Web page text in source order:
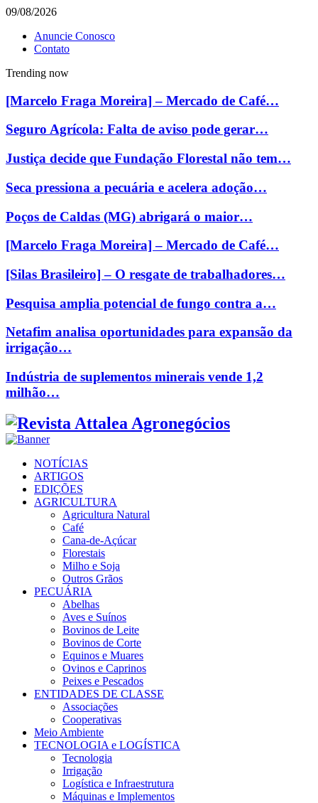
09/08/2026
Anuncie Conosco
Contato
Trending now
[Marcelo Fraga Moreira] – Mercado de Café…
Seguro Agrícola: Falta de aviso pode gerar…
Justiça decide que Fundação Florestal não tem…
Seca pressiona a pecuária e acelera adoção…
Poços de Caldas (MG) abrigará o maior…
[Marcelo Fraga Moreira] – Mercado de Café…
[Silas Brasileiro] – O resgate de trabalhadores…
Pesquisa amplia potencial de fungo contra a…
Netafim analisa oportunidades para expansão da
irrigação…
Indústria de suplementos minerais vende 1,2
milhão…
Facebook
Twitter
Instagram
Linkedin
Youtube
Email
NOTÍCIAS
ARTIGOS
EDIÇÕES
AGRICULTURA
Agricultura Natural
Café
Cana-de-Açúcar
Florestais
Milho e Soja
Outros Grãos
PECUÁRIA
Abelhas
Aves e Suínos
Bovinos de Leite
Bovinos de Corte
Equinos e Muares
Ovinos e Caprinos
Peixes e Pescados
ENTIDADES DE CLASSE
Associações
Cooperativas
Meio Ambiente
TECNOLOGIA e LOGÍSTICA
Tecnologia
Irrigação
Logística e Infraestrutura
Máquinas e Implementos